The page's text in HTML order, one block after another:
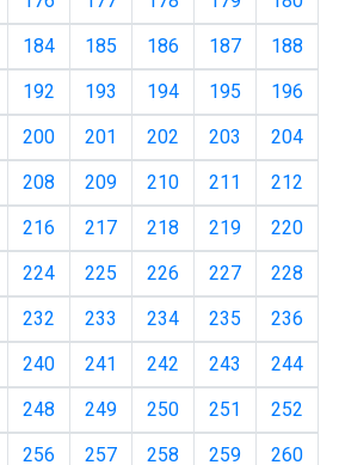
184 185 186 187
188
192 193 194 195
196
200 201 202 203
204
208 209 210 211
212
216 217 218 219
220
224 225 226 227
228
232 233 234 235
236
240 241 242 243
244
248 249 250 251
252
256 257 258 259
260